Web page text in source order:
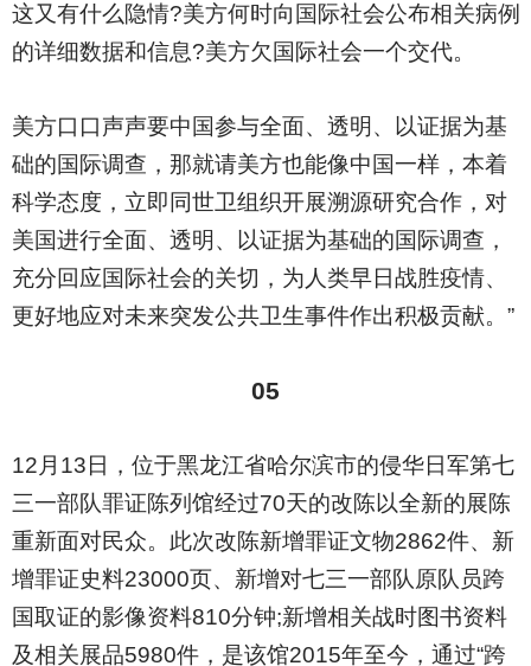
这又有什么隐情?美方何时向国际社会公布相关病例
的详细数据和信息?美方欠国际社会一个交代。
美方口口声声要中国参与全面、透明、以证据为基
础的国际调查，那就请美方也能像中国一样，本着
科学态度，立即同世卫组织开展溯源研究合作，对
美国进行全面、透明、以证据为基础的国际调查，
充分回应国际社会的关切，为人类早日战胜疫情、
更好地应对未来突发公共卫生事件作出积极贡献。”
05
12 月13日，位于黑龙江省哈尔滨市的侵华日军第七
三一部队罪证陈列馆经过70天的改陈以全新的展陈
重新面对民众。此次改陈新增罪证文物2862件、新
增罪证史料23000页、新增对七三一部队原队员跨
国取证的影像资料810分钟;新增相关战时图书资料
及相关展品5980件，是该馆2015年至今，通过“跨